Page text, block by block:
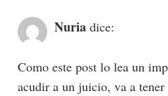
Nuria dice:
Como este post lo lea un
acudir a un juicio, va a